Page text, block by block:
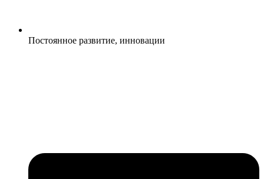
Постоянное развитие, инновации